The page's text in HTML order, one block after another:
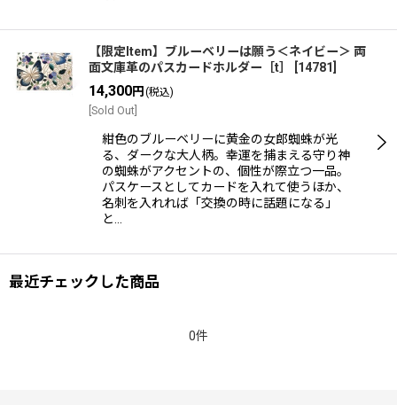
【限定Item】ブルーベリーは願う＜ネイビー＞ 両
面文庫革のパスカードホルダー［t］
14781
14,300円 (税込)
[Sold Out]
紺色のブルーベリーに黄金の女郎蜘蛛が光
る、ダークな大人柄。幸運を捕まえる守り神
の蜘蛛がアクセントの、個性が際立つ一品。
パスケースとしてカードを入れて使うほか、
名刺を入れれば「交換の時に話題になる」
と…
最近チェックした商品
0件